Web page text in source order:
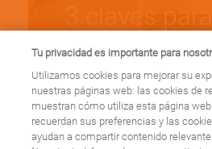
3 claves
información
en
Tu privacidad es importante para
Utilizamos cookies para mejorar su
nuestras páginas web: las cookies de
muestran cómo utiliza esta página
recuerdan sus preferencias y las
ayudan a compartir contenido